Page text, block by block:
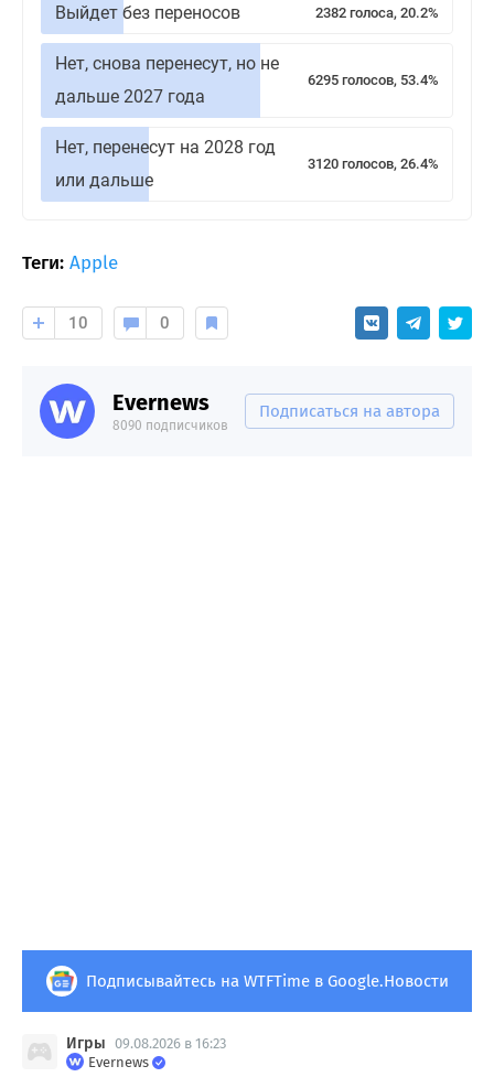
Выйдет без переносов 2382 голоса, 20.2%
Нет, снова перенесут, но не
дальше 2027 года
6295 голосов, 53.4%
Нет, перенесут на 2028 год
или дальше
3120 голосов, 26.4%
Теги: Apple
10 0
Evernews
8090 подписчиков
Подписаться на автора
Подписывайтесь на WTFTime в Google.Новости
Игры 09.08.2026 в 16:23
Evernews